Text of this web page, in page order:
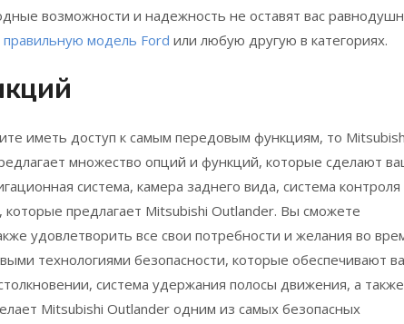
возможности и надежность не оставят вас
правильную модель Ford или любую другую в категориях.
иметь доступ к самым передовым функциям, то
множество опций и функций, которые сделают
система, камера заднего вида, система контроля
предлагает Mitsubishi Outlander. Вы сможете
удовлетворить все свои потребности и желания во
технологиями безопасности, которые обеспечивают
система удержания полосы движения, а также
Mitsubishi Outlander одним из самых безопасных